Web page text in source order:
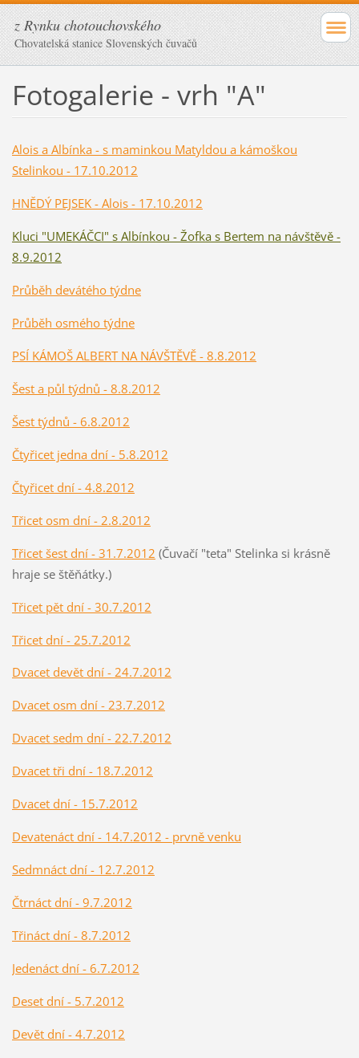
z Rynku chotouchovského
Chovatelská stanice Slovenských čuvačů
Fotogalerie - vrh "A"
Alois a Albínka - s maminkou Matyldou a kámoškou
Stelinkou - 17.10.2012
HNĚDÝ PEJSEK - Alois - 17.10.2012
Kluci "UMEKÁČCI" s Albínkou - Žofka s Bertem na návštěvě -
8.9.2012
Průběh devátého týdne
Průběh osmého týdne
PSÍ KÁMOŠ ALBERT NA NÁVŠTĚVĚ- 8.8.2012
Šest a půl týdnů - 8.8.2012
Šest týdnů - 6.8.2012
Čtyřicet jedna dní - 5.8.2012
Čtyřicet dní - 4.8.2012
Třicet osm dní - 2.8.2012
Třicet šest dní - 31.7.2012 (Čuvačí "teta" Stelinka si krásně
hraje se štěňátky.)
Třicet pět dní - 30.7.2012
Třicet dní - 25.7.2012
Dvacet devět dní - 24.7.2012
Dvacet osm dní - 23.7.2012
Dvacet sedm dní - 22.7.2012
Dvacet tři dní - 18.7.2012
Dvacet dní - 15.7.2012
Devatenáct dní - 14.7.2012 - prvně venku
Sedmnáct dní - 12.7.2012
Čtrnáct dní - 9.7.2012
Třináct dní - 8.7.2012
Jedenáct dní - 6.7.2012
Deset dní - 5.7.2012
Devět dní - 4.7.2012